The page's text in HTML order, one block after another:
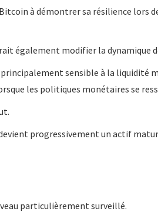
à démontrer sa résilience lors
également modifier la dynamique
sensible à la liquidité
les politiques monétaires se
progressivement un actif
particulièrement surveillé.